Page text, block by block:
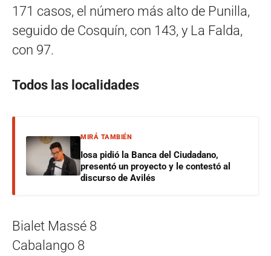
171 casos, el número más alto de Punilla,
seguido de Cosquín, con 143, y La Falda,
con 97.
Todos las localidades
MIRÁ TAMBIÉN
Iosa pidió la Banca del Ciudadano,
presentó un proyecto y le contestó al
discurso de Avilés
Bialet Massé 8
Cabalango 8